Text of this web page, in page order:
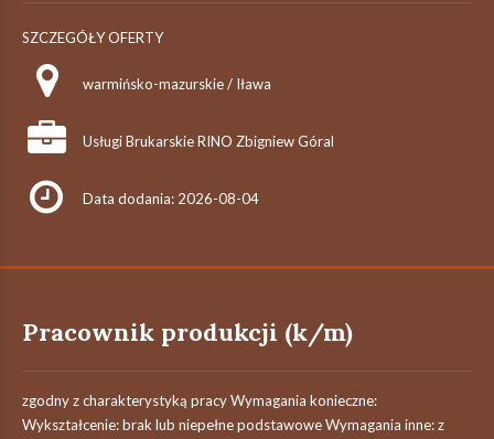
SZCZEGÓŁY OFERTY
warmińsko-mazurskie / Iława
Usługi Brukarskie RINO Zbigniew Góral
Data dodania: 2026-08-04
Pracownik produkcji (k/m)
zgodny z charakterystyką pracy Wymagania konieczne:
Wykształcenie: brak lub niepełne podstawowe Wymagania inne: z